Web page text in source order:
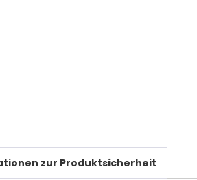
zur Produktsicherheit